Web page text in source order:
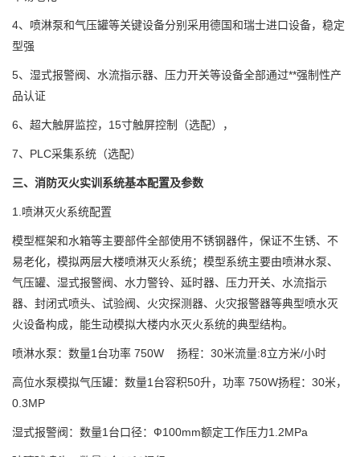
4、喷淋泵和气压罐等关键设备分别采用德国和瑞士进口设备，稳定
型强
5、湿式报警阀、水流指示器、压力开关等设备全部通过**强制性产
品认证
6、超大触屏监控，15寸触屏控制（选配），
7、PLC采集系统（选配）
三、消防灭火实训系统基本配置及参数
1.喷淋灭火系统配置
模型框架和水箱等主要部件全部使用不锈钢器件，保证不生锈、不
易老化，模拟两层大楼喷淋灭火系统；模型系统主要由喷淋水泵、
气压罐、湿式报警阀、水力警铃、延时器、压力开关、水流指示
器、封闭式喷头、试验阀、火灾探测器、火灾报警器等典型喷水灭
火设备构成，能生动模拟大楼内水灭火系统的典型结构。
喷淋水泵：数量1台功率 750W 扬程：30米流量:8立方米/小时
高位水泵模拟气压罐：数量1台容积50升，功率 750W扬程：30米，
0.3MP
湿式报警阀：数量1台口径：Ф100mm额定工作压力1.2MPa